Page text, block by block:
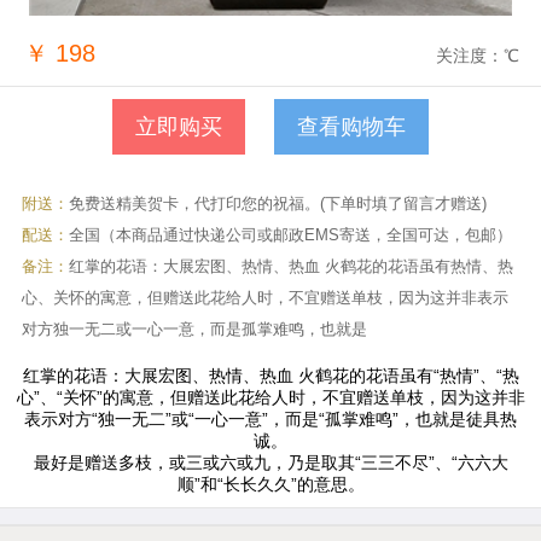
￥ 198 关注度： ℃
查看购物车
附送： 免费送精美贺卡，代打印您的祝福。(下单时填了留言才赠送)
配送： 全国（本商品通过快递公司或邮政EMS寄送，全国可达，包邮）
备注： 红掌的花语：大展宏图、热情、热血 火鹤花的花语虽有热情、热
心、关怀的寓意，但赠送此花给人时，不宜赠送单枝，因为这并非表示
对方独一无二或一心一意，而是孤掌难鸣，也就是
红掌的花语：大展宏图、热情、热血 火鹤花的花语虽有“热情”、“热
心”、“关怀”的寓意，但赠送此花给人时，不宜赠送单枝，因为这并非
表示对方“独一无二”或“一心一意”，而是“孤掌难鸣”，也就是徒具热
诚。
最好是赠送多枝，或三或六或九，乃是取其“三三不尽”、“六六大
顺”和“长长久久”的意思。